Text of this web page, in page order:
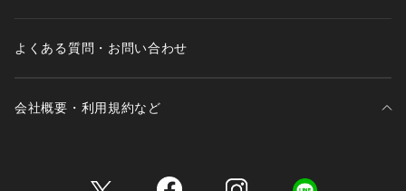
よくある質問・お問い合わせ
会社概要・利用規約など